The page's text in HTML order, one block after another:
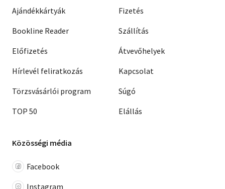
Ajándékkártyák
Bookline Reader
Előfizetés
Hírlevél feliratkozás
Törzsvásárlói program
TOP 50
Fizetés
Szállítás
Átvevőhelyek
Kapcsolat
Súgó
Elállás
Közösségi média
Facebook
Instagram